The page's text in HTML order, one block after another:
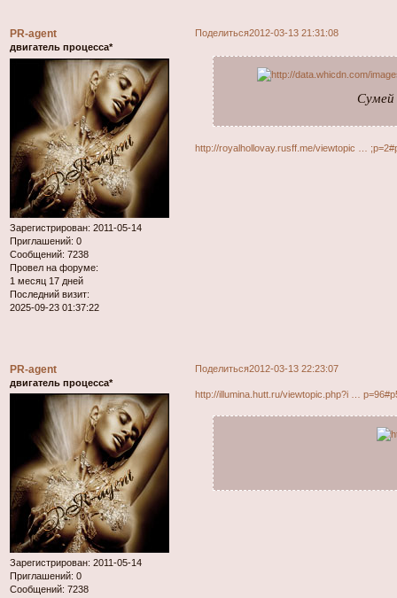
Поделиться2012-03-13 21:31:08
PR-agent
двигатель процесса*
Зарегистрирован: 2011-05-14
Приглашений: 0
Сообщений: 7238
Провел на форуме:
1 месяц 17 дней
Последний визит:
2025-09-23 01:37:22
Сумей
http://royalhollovay.rusff.me/viewtopic …
Поделиться2012-03-13 22:23:07
PR-agent
двигатель процесса*
Зарегистрирован: 2011-05-14
Приглашений: 0
Сообщений: 7238
http://illumina.hutt.ru/viewtopic.php?i …